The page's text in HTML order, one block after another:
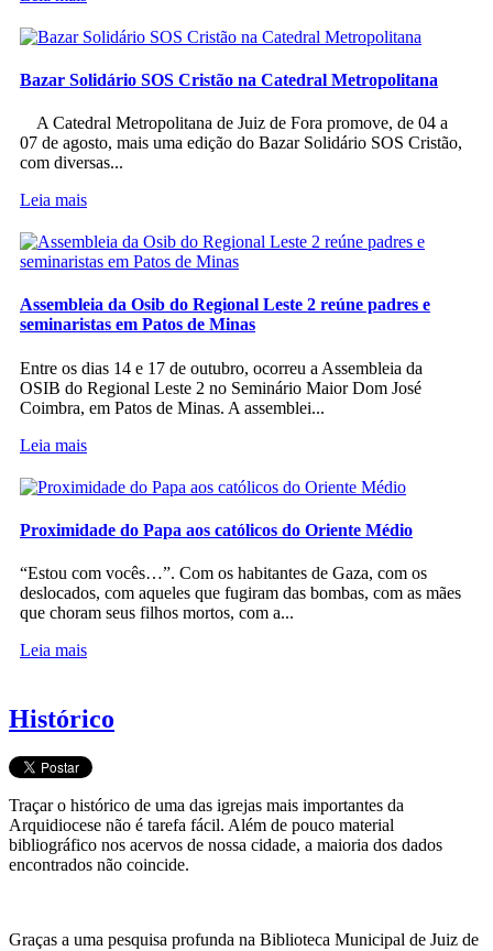
Bazar Solidário SOS Cristão na Catedral Metropolitana
A Catedral Metropolitana de Juiz de Fora promove, de 04 a
07 de agosto, mais uma edição do Bazar Solidário SOS Cristão,
com diversas...
Leia mais
Assembleia da Osib do Regional Leste 2 reúne padres e
seminaristas em Patos de Minas
Entre os dias 14 e 17 de outubro, ocorreu a Assembleia da
OSIB do Regional Leste 2 no Seminário Maior Dom José
Coimbra, em Patos de Minas. A assemblei...
Leia mais
Proximidade do Papa aos católicos do Oriente Médio
“Estou com vocês…”. Com os habitantes de Gaza, com os
deslocados, com aqueles que fugiram das bombas, com as mães
que choram seus filhos mortos, com a...
Leia mais
Histórico
Traçar o histórico de uma das igrejas mais importantes da
Arquidiocese não é tarefa fácil. Além de pouco material
bibliográfico nos acervos de nossa cidade, a maioria dos dados
encontrados não coincide.
Graças a uma pesquisa profunda na Biblioteca Municipal de Juiz de